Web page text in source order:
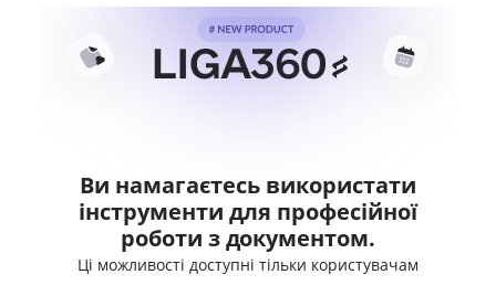
Ви намагаєтесь використати
інструменти для професійної
роботи з документом.
Ці можливості доступні тільки користувачам